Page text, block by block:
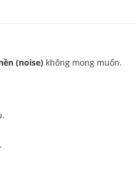
(noise) không mong muốn.